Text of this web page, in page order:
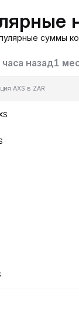
суммы
часа назад1
AXS в ZAR